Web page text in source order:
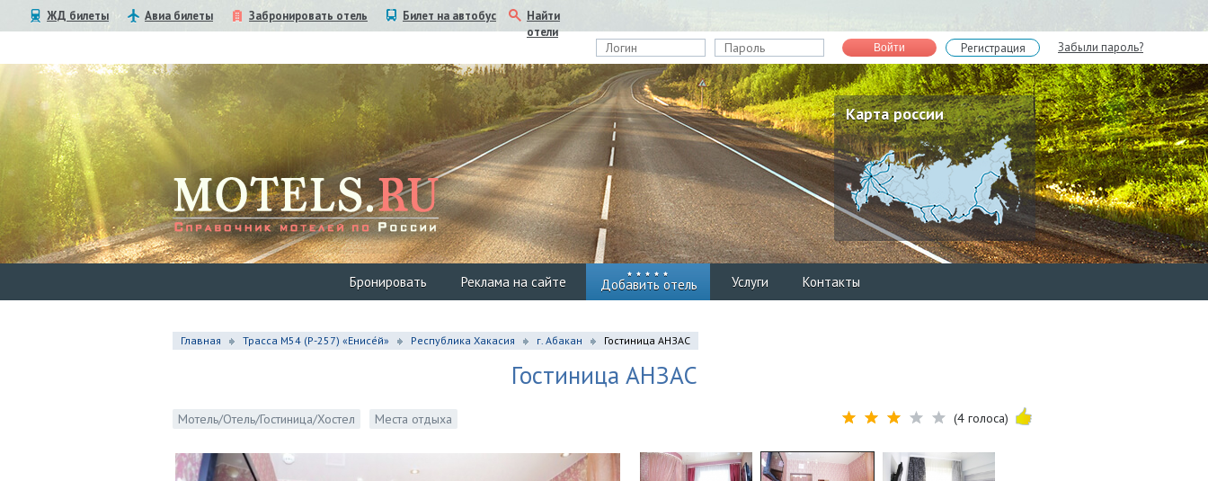
ЖД билеты Авиа билеты Забронировать отель Билет на автобус
Найти
отели
Войти Регистрация Забыли пароль?
Карта россии
Бронировать Реклама на сайте Добавить отель Услуги Контакты
Главная Трасса М54 (Р-257) «Енисе́й» Республика Хакасия г. Абакан Гостиница АНЗАС
Гостиница АНЗАС
Мотель/Отель/Гостиница/Хостел Места отдыха (4 голоса)